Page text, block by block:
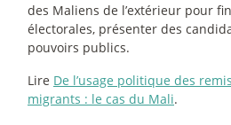
des Maliens de l’extérieur pour
électorales, présenter des
pouvoirs publics.
Lire De l’usage politique des
migrants : le cas du Mali.